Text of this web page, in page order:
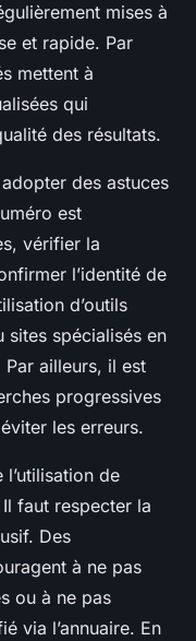
mises à
et rapide. Par
mettent à
qui
des résultats.
des astuces
est
vérifier la
l’identité de
d’outils
sites spécialisés en
ailleurs, il est
progressives
les erreurs.
de
faut respecter la
Des
à ne pas
ou à ne pas
via l’annuaire. En